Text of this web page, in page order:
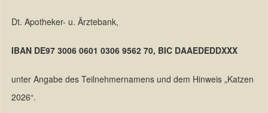
Dt. Apotheker- u. Ärztebank,
IBAN DE97 3006 0601 0306 9562 70, BIC DAAEDEDDXXX
unter Angabe des Teilnehmernamens und dem Hinweis „Katzen
2026“.